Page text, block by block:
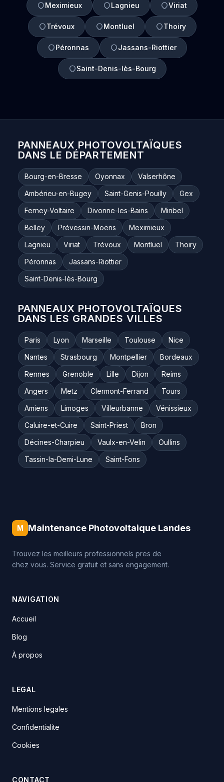
Meximieux Lagnieu Viriat
Trévoux Montluel Thoiry
Péronnas Jassans-Riottier
Saint-Denis-lès-Bourg
PANNEAUX PHOTOVOLTAÏQUES
DANS LE DÉPARTEMENT
Bourg-en-Bresse Oyonnax
Valserhône
Ambérieu-en-Bugey
Saint-Genis-Pouilly
Gex
Ferney-Voltaire
Divonne-les-Bains
Miribel
Belley
Prévessin-Moëns
Meximieux
Lagnieu
Viriat Trévoux Montluel
Thoiry
Péronnas
Jassans-Riottier
Saint-Denis-lès-Bourg
PANNEAUX PHOTOVOLTAÏQUES
DANS LES GRANDES VILLES
Paris Lyon Marseille Toulouse
Nice
Nantes
Strasbourg Montpellier
Bordeaux
Rennes
Grenoble Lille Dijon
Reims
Angers
Metz Clermont-Ferrand
Tours
Amiens
Limoges Villeurbanne
Vénissieux
Caluire-et-Cuire
Saint-Priest
Bron
Décines-Charpieu
Vaulx-en-Velin
Oullins
Tassin-la-Demi-Lune
Saint-Fons
M Maintenance Photovoltaique Landes
Trouvez les meilleurs professionnels pres de
chez vous. Service gratuit et sans engagement.
NAVIGATION
Accueil
Blog
À propos
LEGAL
Mentions legales
Confidentialite
Cookies
CONTACT